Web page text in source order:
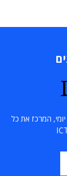
המרכז את כל